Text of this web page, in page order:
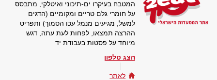
המטבח בעיקרו ים-תיכוני ואיטלקי, מתבסס
על חומרי גלם טריים ומקומיים (הדגים
למשל, מגיעים מנמל עכו הסמוך) ותפריט
ההרצה תמצאו, לפחות לעת עתה, דגש
מיוחד על פסטות בעבודת יד
הצג טלפון
לאתר